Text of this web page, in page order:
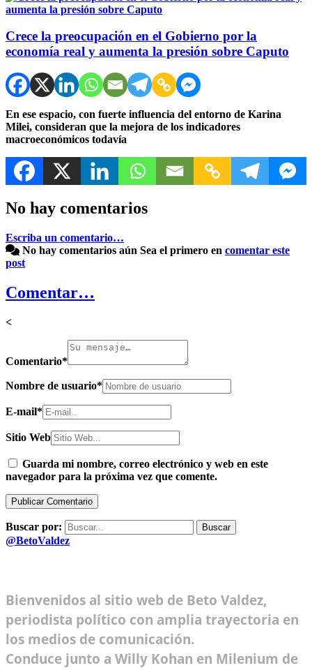
Crece la preocupación en el Gobierno por la
economía real y aumenta la presión sobre Caputo
En ese espacio, con fuerte influencia del entorno de Karina
Milei, consideran que la mejora de los indicadores
macroeconómicos todavía
No hay comentarios
Escriba un comentario…
No hay comentarios aún Sea el primero en comentar este
post
Comentar…
<
Comentario*
Nombre de usuario*
E-mail*
Sitio Web
Guarda mi nombre, correo electrónico y web en este
navegador para la próxima vez que comente.
Buscar por:
@BetoValdez
Bienvenidos al sitio web de Beto Valdez,
periodista político con amplia trayectoria en
los medios de comunicación.
Conduce junto a Willy Kohan en Milenium de